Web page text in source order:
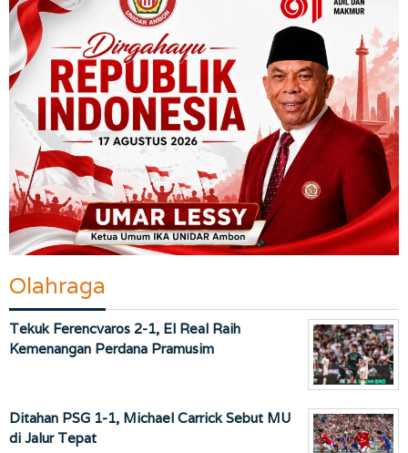
Olahraga
Tekuk Ferencvaros 2-1, El Real Raih
Kemenangan Perdana Pramusim
Ditahan PSG 1-1, Michael Carrick Sebut MU
di Jalur Tepat